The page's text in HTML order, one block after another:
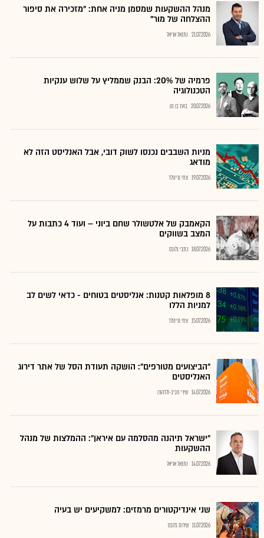
מנהל ההשקעות שמסמן מניה אחת: "מזכירה את סיפור
ההצלחה של מור"
21.07.2026 נתנאל אריאל
פרמיה של 20%: הבנק שממליץ על שלוש ענקיות
הטכנולוגיה
20.07.2026 בועז בן נון
מניות השבבים נכנסו לשוק דובי, אבל האנליסט הזה לא
מודאג
19.07.2026 צחי גרינולד
הקאמבק של אלטשולר שחם ביוני – ועוד 4 כתבות על
המצב בשווקים
18.07.2026 כתבי גלובס
8 מופלאות קטנות: אנליסטים בטוחים - כדאי לשים לב
למניות הללו
15.07.2026 צחי גרינולד
"הביצועים מטורפים": הושקה תעודת הסל של אתר דירוג
האנליסטים
14.07.2026 שירי חביב-ולדהורן
"ישראל תיהנה מהסלמה עם איראן": ההמלצות של מנהל
ההשקעות
14.07.2026 נתנאל אריאל
שני אינדיקטורים מרמזים: למשקיעים יש בעיה
11.07.2026 שירות גלובס